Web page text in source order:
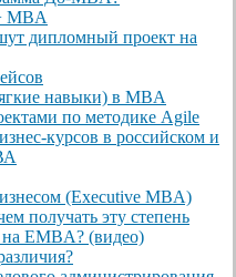
MBA
дипломный проект на
навыки) в MBA
по методике Agile
курсов в российском и
(Executive MBA)
получать эту степень
EMBA? (видео)